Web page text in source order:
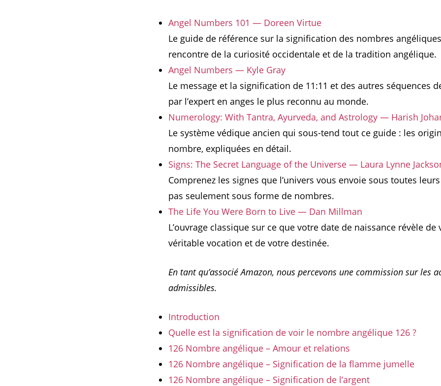
Angel Numbers 101 — Doreen Virtue
Le guide de référence sur la signification des nombres
rencontre de la curiosité occidentale et de la tradition angélique.
Angel Numbers — Kyle Gray
Le message et la signification de 11:11 et des autres séquences
par l’expert en anges le plus reconnu au monde.
Numerology: With Tantra, Ayurveda, and Astrology — Harish
Le système védique ancien qui sous-tend tout ce guide : les
nombre, expliquées en détail.
Signs: The Secret Language of the Universe — Laura Lynne
Comprenez les signes que l’univers vous envoie sous toutes
pas seulement sous forme de nombres.
The Life You Were Born to Live — Dan Millman
L’ouvrage classique sur ce que votre date de naissance révèle de
véritable vocation et de votre destinée.
En tant qu’associé Amazon, nous percevons une commission sur les
admissibles.
Introduction
Quelle est la signification de voir le nombre angélique 126 ?
126 Nombre angélique – Amour et relations
126 Nombre angélique – Signification de la flamme jumelle
126 Nombre angélique – Signification de l’argent